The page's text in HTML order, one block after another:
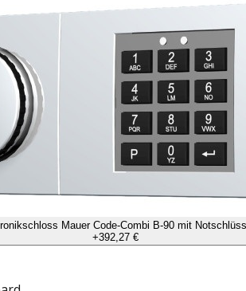
Mauer Code-Combi B-90 mit
+392,27 €